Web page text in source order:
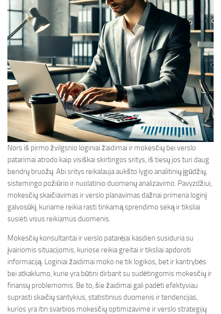
Nors iš pirmo žvilgsnio loginiai žaidimai ir mokesčių bei verslo
patarimai atrodo kaip visiškai skirtingos sritys, iš tiesų jos turi daug
bendrų bruožų. Abi sritys reikalauja aukšto lygio analitinių įgūdžių,
sistemingo požiūrio ir nuolatinio duomenų analizavimo. Pavyzdžiui,
mokesčių skaičiavimas ir verslo planavimas dažnai primena loginį
galvosūkį, kuriame reikia rasti tinkamą sprendimo seką ir tiksliai
susieti visus reikiamus duomenis.
Mokesčių konsultantai ir verslo patarėjai kasdien susiduria su
įvairiomis situacijomis, kuriose reikia greitai ir tiksliai apdoroti
informaciją. Loginiai žaidimai moko ne tik logikos, bet ir kantrybės
bei atkaklumo, kurie yra būtini dirbant su sudėtingomis mokesčių ir
finansų problemomis. Be to, šie žaidimai gali padėti efektyviau
suprasti skaičių santykius, statistinius duomenis ir tendencijas,
kurios yra itin svarbios mokesčių optimizavime ir verslo strategijų